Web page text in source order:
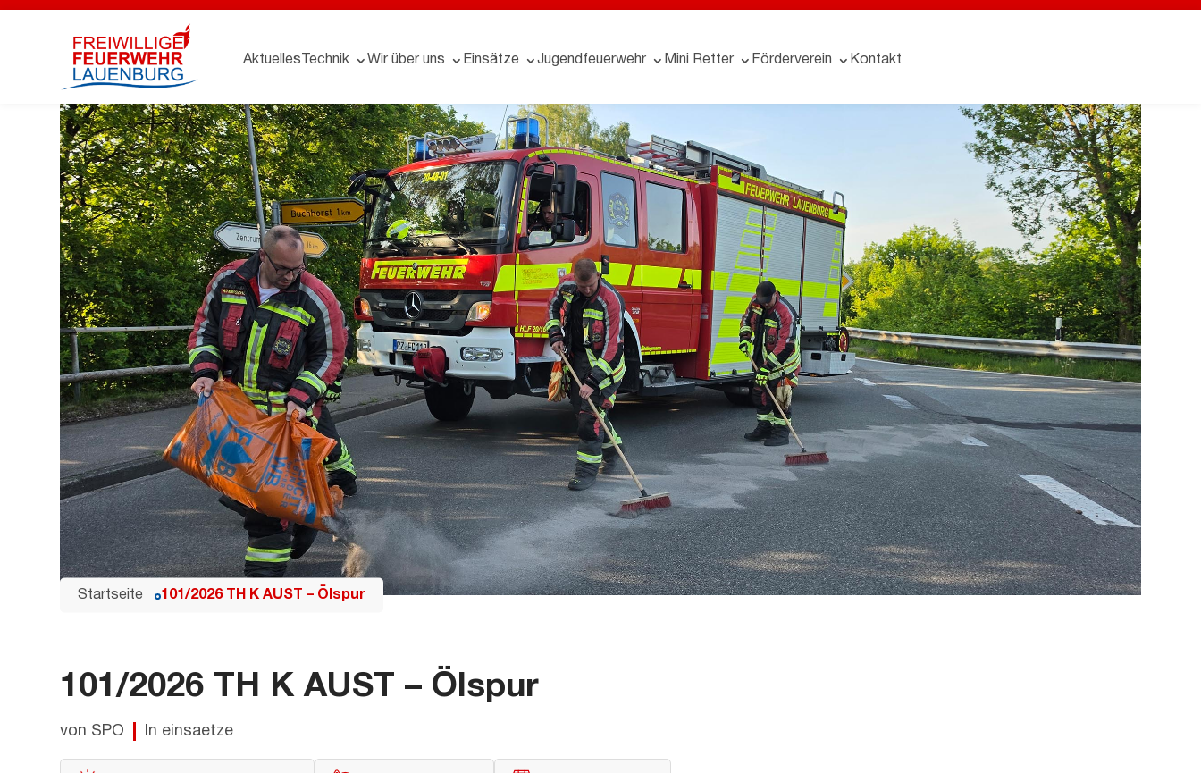
Aktuelles Technik Wir über uns Einsätze Jugendfeuerwehr Mini Retter Förderverein Kontakt
Startseite 101/2026 TH K AUST – Ölspur
101/2026 TH K AUST – Ölspur
von SPO In einsaetze